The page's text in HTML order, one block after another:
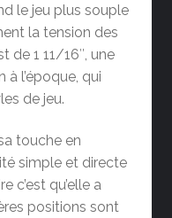
le jeu plus souple
la tension des
de 1 11/16″, une
l’époque, qui
de jeu.
touche en
simple et directe
c’est qu’elle a
positions sont